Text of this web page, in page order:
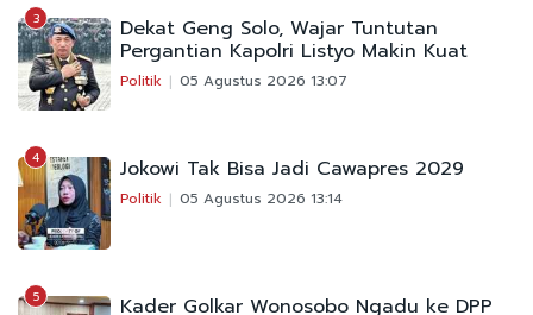
3 Dekat Geng Solo, Wajar Tuntutan
Pergantian Kapolri Listyo Makin Kuat
Politik 05 Agustus 2026 13:07
4 Jokowi Tak Bisa Jadi Cawapres 2029
Politik 05 Agustus 2026 13:14
5 Kader Golkar Wonosobo Ngadu ke DPP